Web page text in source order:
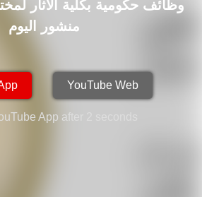
YouTube Web
© 2026 | hot |Go 416b1d6